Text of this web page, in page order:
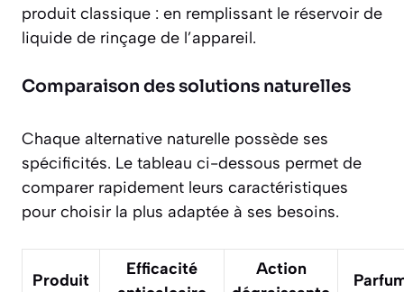
produit classique : en remplissant le réservoir de
liquide de rinçage de l’appareil.
Comparaison des solutions naturelles
Chaque alternative naturelle possède ses
spécificités. Le tableau ci-dessous permet de
comparer rapidement leurs caractéristiques
pour choisir la plus adaptée à ses besoins.
Produit
Efficacité
Action